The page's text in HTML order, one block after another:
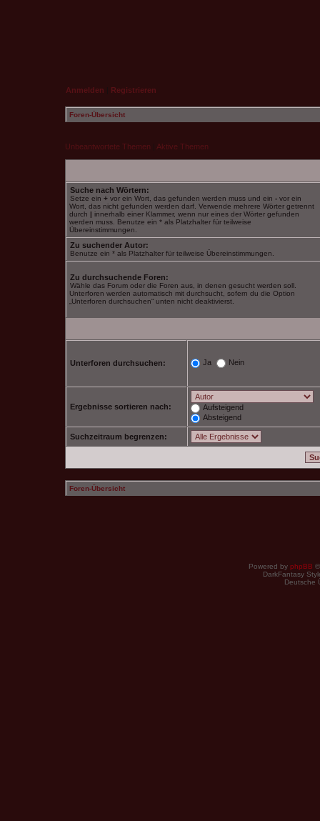
Anmelden Registrieren
Foren-Übersicht
Unbeantwortete Themen Aktive Themen
Suche nach Wörtern:
Setze ein + vor ein Wort, das gefunden werden muss und ein - vor ein
Wort, das nicht gefunden werden darf. Verwende mehrere Wörter getrennt
durch | innerhalb einer Klammer, wenn nur eines der Wörter gefunden
werden muss. Benutze ein * als Platzhalter für teilweise
Übereinstimmungen.
Zu suchender Autor:
Benutze ein * als Platzhalter für teilweise Übereinstimmungen.
Zu durchsuchende Foren:
Wähle das Forum oder die Foren aus, in denen gesucht werden soll.
Unterforen werden automatisch mit durchsucht, sofern du die Option
„Unterforen durchsuchen“ unten nicht deaktivierst.
Unterforen durchsuchen: Ja Nein
Ergebnisse sortieren nach:
Aufsteigend
Absteigend
Suchzeitraum begrenzen:
Foren-Übersicht
Powered by phpBB
DarkFantasy
Deutsche